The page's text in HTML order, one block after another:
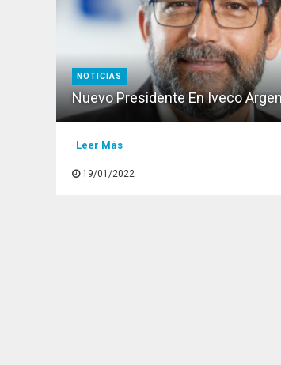
NOTICIAS
Nuevo Presidente En Iveco
Leer Más
19/01/2022